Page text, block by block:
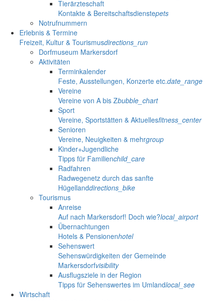
Tierärzteschaft
Kontakte & Bereitschaftsdienstepets
Notrufnummern
Erlebnis & Termine
Freizeit, Kultur & Tourismusdirections_run
Dorfmuseum Markersdorf
Aktivitäten
Terminkalender
Feste, Ausstellungen, Konzerte etc.date_range
Vereine
Vereine von A bis Zbubble_chart
Sport
Vereine, Sportstätten & Aktuellesfitness_center
Senioren
Vereine, Neuigkeiten & mehrgroup
Kinder+Jugendliche
Tipps für Familienchild_care
Radfahren
Radwegenetz durch das sanfte
Hügellanddirections_bike
Tourismus
Anreise
Auf nach Markersdorf! Doch wie?local_airport
Übernachtungen
Hotels & Pensionenhotel
Sehenswert
Sehenswürdigkeiten der Gemeinde
Markersdorfvisibility
Ausflugsziele in der Region
Tipps für Sehenswertes im Umlandlocal_see
Wirtschaft